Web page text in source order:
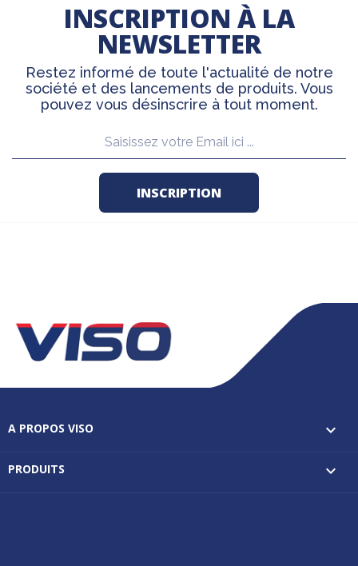
INSCRIPTION À LA
NEWSLETTER
Restez informé de toute l'actualité de notre
société et des lancements de produits. Vous
pouvez vous désinscrire à tout moment.
A PROPOS VISO 
PRODUITS 